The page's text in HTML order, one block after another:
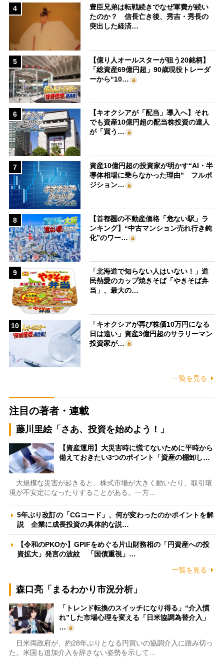
4
豊臣兄弟は転戦続きでなぜ軍費が続い
たのか？ 信長亡き後、秀吉・秀長の
突出した経済…
5
【億り人オールスターが狙う20銘柄】
「総資産69億円超」90歳現役トレーダ
ーから“10…
6
【キオクシアが「配当」導入へ】それ
でも資産10億円超の配当株投資の達人
が「買う…
7
資産10億円超の投資家が明かす“AI・半
導体相場に乗らなかった理由” フルポ
ジション…
8
【首都圏の不動産価格「危ない駅」ラ
ンキング】“中古マンション売れ行き鈍
化”のワー…
9
「北海道で知らない人はいない！」道
民熱愛のカップ焼きそば「やきそば弁
当」、最大の…
10
「キオクシアが再び株価10万円になる
日は遠い」資産3億円超のサラリーマン
投資家が…
一覧を見る
注目の著者・連載
藤川里絵「さあ、投資を始めよう！」
【資産運用】大災害時に慌てないために平時から
備えておきたい3つのポイント「資産の棚卸し…
大規模な災害が起きると、株式市場が大きく動いたり、取引環
境が不安定になったりすることがある。一方…
5年ぶり改訂の「CGコード」、何が変わったのかポイントを解
説 企業に成長投資の具体的な説…
【令和のPKOか】GPIFをめぐる片山財務相の「円資産への投
資拡大」発言の波紋 「国債重視」…
一覧を見る
森口亮「まるわかり市況分析」
「トレンド転換のスイッチになり得る」“介入慣
れ”した市場心理を変える「日米協調為替介入」
…
日米両政府が、約28年ぶりとなる円買いの協調介入に踏み切っ
た。米国も追加介入を辞さない姿勢を示して…